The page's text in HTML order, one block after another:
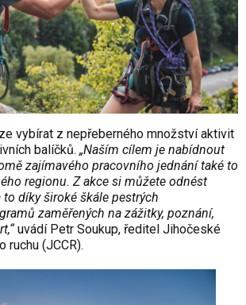
vybírat z nepřeberného množství aktivit
balíčků. „Naším cílem je nabídnout
zajímavého pracovního jednání také to
regionu. Z akce si můžete odnést
to díky široké škále pestrých
zaměřených na zážitky, poznání,
uvádí Petr Soukup, ředitel Jihočeské
ruchu (JCCR).